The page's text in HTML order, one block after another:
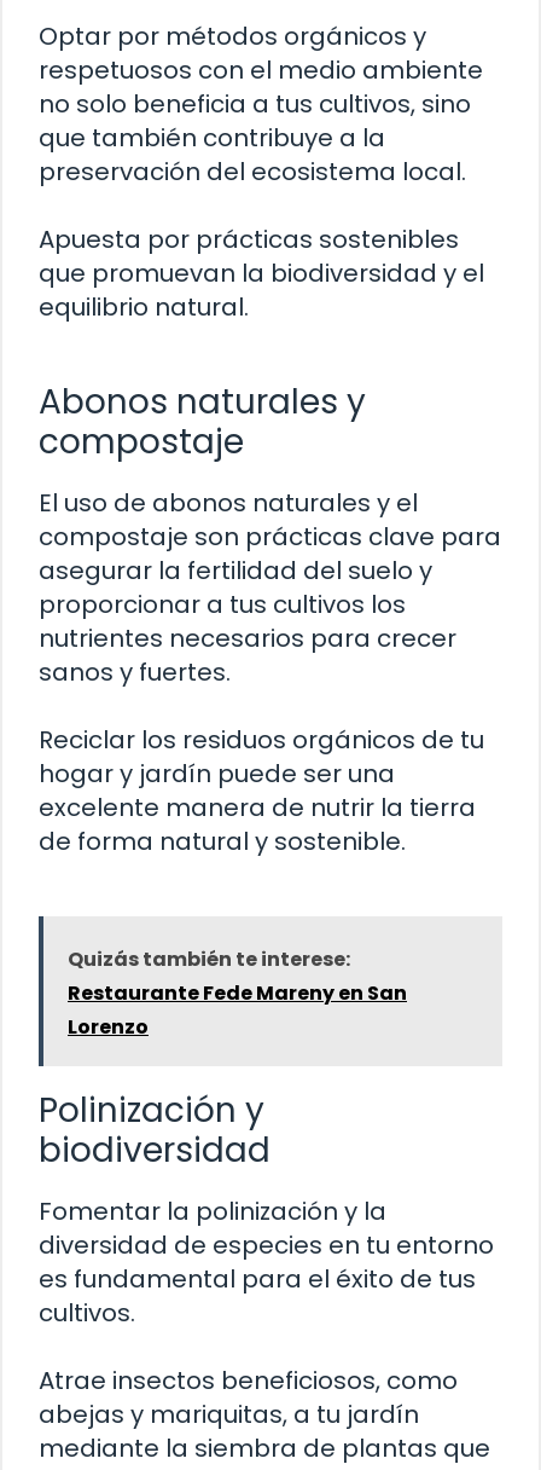
Optar por métodos orgánicos y
respetuosos con el medio ambiente
no solo beneficia a tus cultivos, sino
que también contribuye a la
preservación del ecosistema local.
Apuesta por prácticas sostenibles
que promuevan la biodiversidad y el
equilibrio natural.
Abonos naturales y
compostaje
El uso de abonos naturales y el
compostaje son prácticas clave para
asegurar la fertilidad del suelo y
proporcionar a tus cultivos los
nutrientes necesarios para crecer
sanos y fuertes.
Reciclar los residuos orgánicos de tu
hogar y jardín puede ser una
excelente manera de nutrir la tierra
de forma natural y sostenible.
Quizás también te interese:
Restaurante Fede Mareny en San
Lorenzo
Polinización y
biodiversidad
Fomentar la polinización y la
diversidad de especies en tu entorno
es fundamental para el éxito de tus
cultivos.
Atrae insectos beneficiosos, como
abejas y mariquitas, a tu jardín
mediante la siembra de plantas que